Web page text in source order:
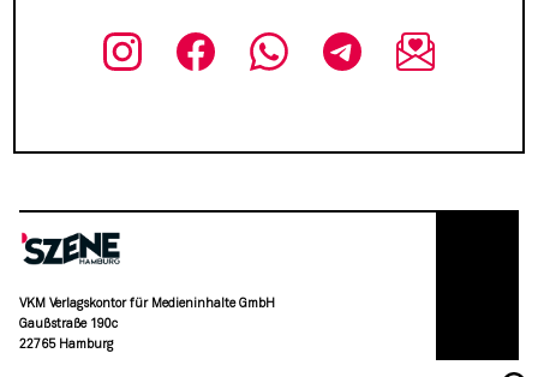
VKM Verlagskontor für Medieninhalte GmbH
Gaußstraße 190c
22765 Hamburg